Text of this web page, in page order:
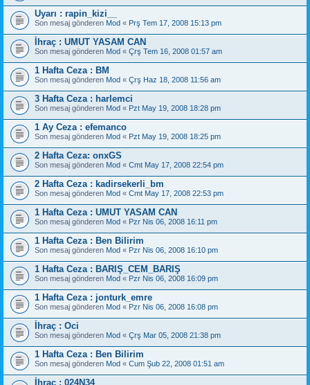
Uyarı : rapin_kizi__
Son mesaj gönderen Mod « Prş Tem 17, 2008 15:13 pm
İhraç : UMUT YASAM CAN
Son mesaj gönderen Mod « Çrş Tem 16, 2008 01:57 am
1 Hafta Ceza : BM
Son mesaj gönderen Mod « Çrş Haz 18, 2008 11:56 am
3 Hafta Ceza : harlemci
Son mesaj gönderen Mod « Pzt May 19, 2008 18:28 pm
1 Ay Ceza : efemanco
Son mesaj gönderen Mod « Pzt May 19, 2008 18:25 pm
2 Hafta Ceza: onxGS
Son mesaj gönderen Mod « Cmt May 17, 2008 22:54 pm
2 Hafta Ceza : kadirsekerli_bm
Son mesaj gönderen Mod « Cmt May 17, 2008 22:53 pm
1 Hafta Ceza : UMUT YASAM CAN
Son mesaj gönderen Mod « Pzr Nis 06, 2008 16:11 pm
1 Hafta Ceza : Ben Bilirim
Son mesaj gönderen Mod « Pzr Nis 06, 2008 16:10 pm
1 Hafta Ceza : BARIŞ_CEM_BARIŞ
Son mesaj gönderen Mod « Pzr Nis 06, 2008 16:09 pm
1 Hafta Ceza : jonturk_emre
Son mesaj gönderen Mod « Pzr Nis 06, 2008 16:08 pm
İhraç : Oci
Son mesaj gönderen Mod « Çrş Mar 05, 2008 21:38 pm
1 Hafta Ceza : Ben Bilirim
Son mesaj gönderen Mod « Cum Şub 22, 2008 01:51 am
İhraç : 024N34